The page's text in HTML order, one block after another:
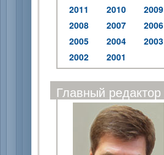
2011
2010
2009
2008
2007
2006
2005
2004
2003
2002
2001
Главный редактор